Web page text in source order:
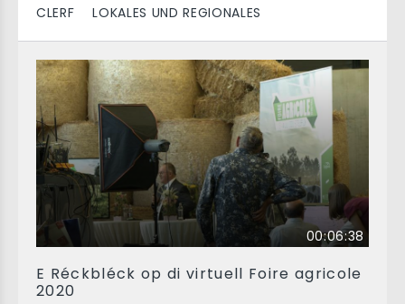
CLERF LOKALES UND REGIONALES
00:06:38
E Réckbléck op di virtuell Foire agricole
2020